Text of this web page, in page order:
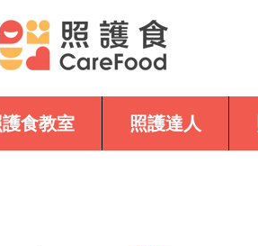
食教室 照護達人